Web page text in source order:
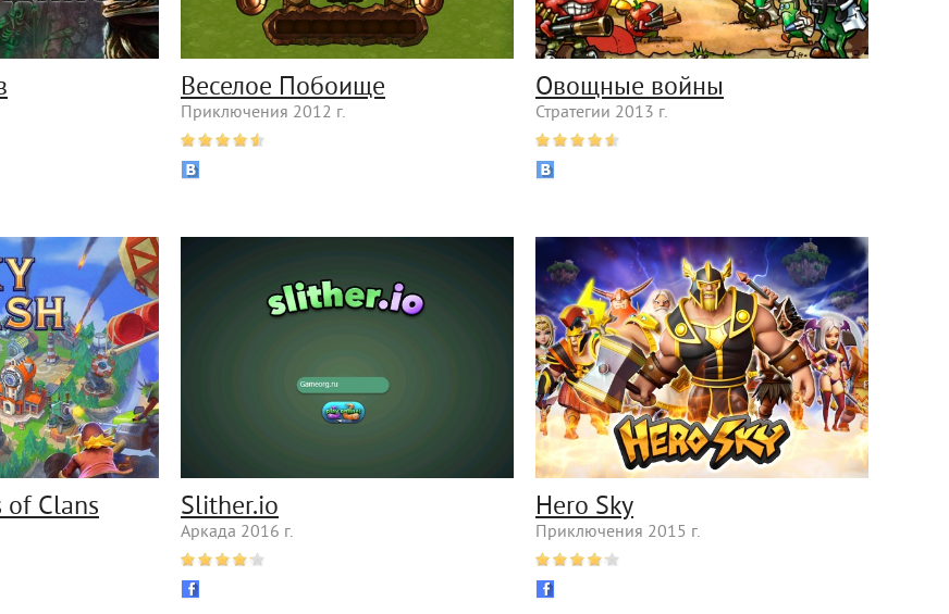
Веселое Побоище
Приключения 2012 г.
Овощные войны
Стратегии 2013 г.
of Clans Slither.io
Аркада 2016 г.
Hero Sky
Приключения 2015 г.